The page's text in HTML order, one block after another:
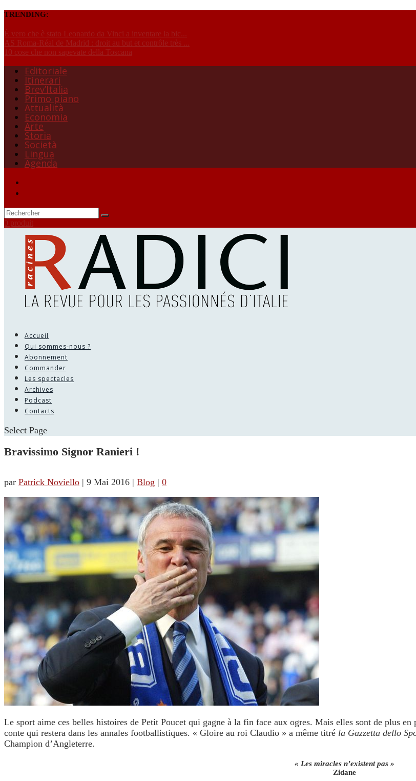
TRENDING:
È vero che è stato Leonardo da Vinci a inventare la bic...
AS Roma-Réal de Madrid : droit au but et contrôle très ...
10 cose che non sapevate della Toscana
Editoriale
Itinerari
Brev’Italia
Primo piano
Attualità
Economia
Arte
Storia
Società
Lingua
Agenda
0 produit
Accueil
Qui sommes-nous ?
Abonnement
Commander
Les spectacles
Archives
Podcast
Contacts
Select Page
Bravissimo Signor Ranieri !
par Patrick Noviello | 9 Mai 2016 | Blog | 0
Le sport aime ces belles histoires de Petit Poucet qui gagne à la fin face aux ogres. Mais elles sont de plus en
conte qui restera dans les annales footballistiques. « Gloire au roi Claudio » a même titré la Gazzetta dello
Champion d’Angleterre.
« Les miracles n’existent pas »
Zidane